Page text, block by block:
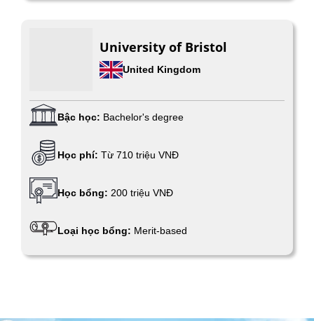
University of Bristol
United Kingdom
Bậc học: Bachelor's degree
Học phí: Từ 710 triệu VNĐ
Học bổng: 200 triệu VNĐ
Loại học bổng: Merit-based